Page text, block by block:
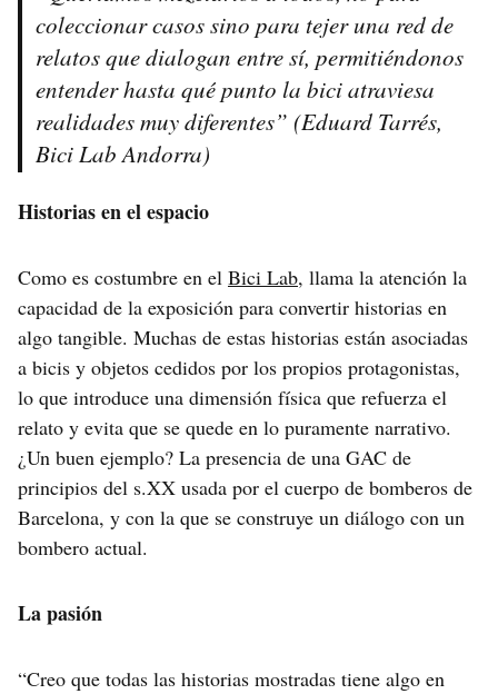
coleccionar casos sino para tejer una red de
relatos que dialogan entre sí, permitiéndonos
entender hasta qué punto la bici atraviesa
realidades muy diferentes” (Eduard Tarrés,
Bici Lab Andorra)
Historias en el espacio
Como es costumbre en el Bici Lab, llama la atención la
capacidad de la exposición para convertir historias en
algo tangible. Muchas de estas historias están asociadas
a bicis y objetos cedidos por los propios protagonistas,
lo que introduce una dimensión física que refuerza el
relato y evita que se quede en lo puramente narrativo.
¿Un buen ejemplo? La presencia de una GAC de
principios del s.XX usada por el cuerpo de bomberos de
Barcelona, y con la que se construye un diálogo con un
bombero actual.
La pasión
“Creo que todas las historias mostradas tiene algo en